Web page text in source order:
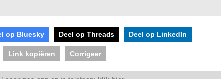
op Bluesky Deel op Threads Deel op LinkedIn
Link kopiëren Corrigeer